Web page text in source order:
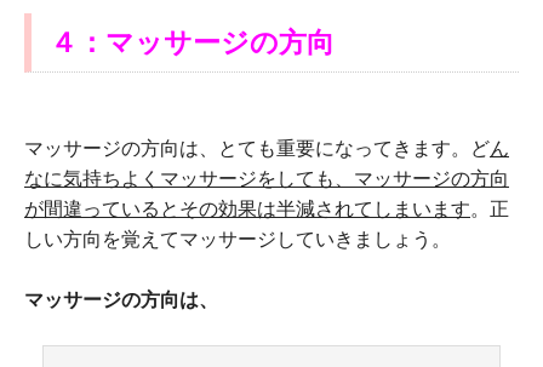
４：マッサージの方向
マッサージの方向は、とても重要になってきます。どん
なに気持ちよくマッサージをしても、マッサージの方向
が間違っているとその効果は半減されてしまいます。正
しい方向を覚えてマッサージしていきましょう。
マッサージの方向は、